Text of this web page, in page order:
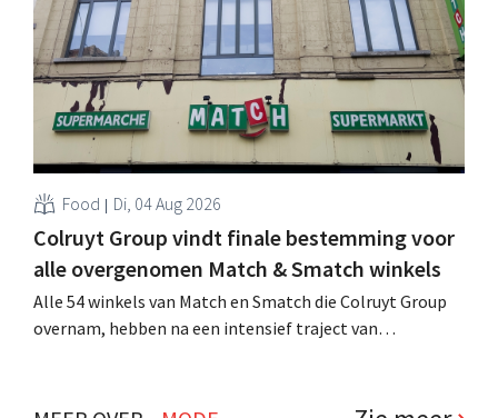
klanten. .
Food Di, 04 Aug 2026
Colruyt Group vindt finale bestemming voor
alle overgenomen Match & Smatch winkels
Alle 54 winkels van Match en Smatch die Colruyt Group
overnam, hebben na een intensief traject van
.